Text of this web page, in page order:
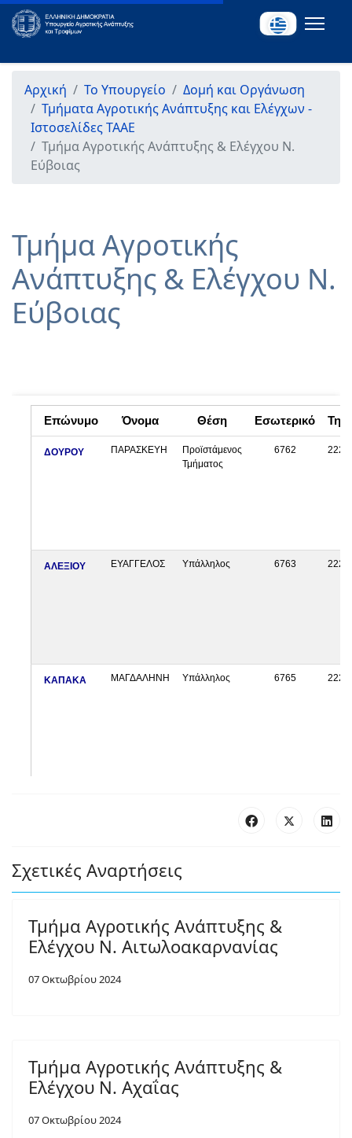
Αρχική Το Υπουργείο
Δομή και Οργάνωση
Τμήματα Αγροτικής Ανάπτυξης και Ελέγχων -
Ιστοσελίδες ΤΑΑΕ
Τμήμα Αγροτικής Ανάπτυξης & Ελέγχου Ν.
Εύβοιας
Τμήμα Αγροτικής
Ανάπτυξης & Ελέγχου Ν.
Εύβοιας
Σχετικές Αναρτήσεις
Τμήμα Αγροτικής Ανάπτυξης &
Ελέγχου Ν. Αιτωλοακαρνανίας
07 Οκτωβρίου 2024
Τμήμα Αγροτικής Ανάπτυξης &
Ελέγχου Ν. Αχαΐας
07 Οκτωβρίου 2024